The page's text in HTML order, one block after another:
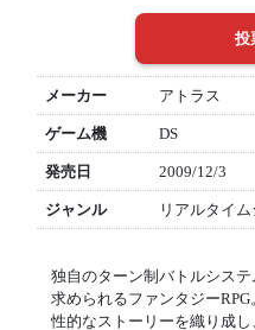
メーカー アトラス
ゲーム機 DS
発売日 2009/12/3
ジャンル リアルタイ
独自のターン制バトルシス
求められるファンタジー
性的なストーリーを織り成